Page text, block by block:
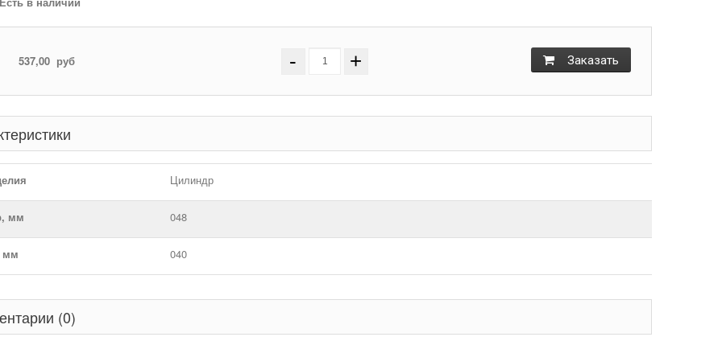
537,00 руб - + Заказать
Цилиндр
мм 048
мм 040
(0)